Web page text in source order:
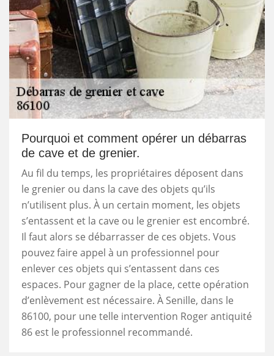
Pourquoi et comment opérer un débarras
de cave et de grenier.
Au fil du temps, les propriétaires déposent dans
le grenier ou dans la cave des objets qu’ils
n’utilisent plus. À un certain moment, les objets
s’entassent et la cave ou le grenier est encombré.
Il faut alors se débarrasser de ces objets. Vous
pouvez faire appel à un professionnel pour
enlever ces objets qui s’entassent dans ces
espaces. Pour gagner de la place, cette opération
d’enlèvement est nécessaire. À Senille, dans le
86100, pour une telle intervention Roger antiquité
86 est le professionnel recommandé.